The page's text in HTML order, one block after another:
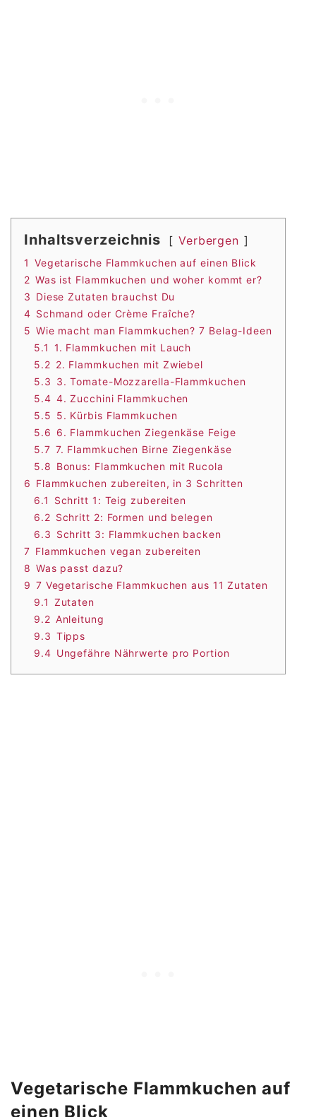
Inhaltsverzeichnis Verbergen
1 Vegetarische Flammkuchen auf einen Blick
2 Was ist Flammkuchen und woher kommt er?
3 Diese Zutaten brauchst Du
4 Schmand oder Crème Fraîche?
5 Wie macht man Flammkuchen? 7 Belag-Ideen
5.1 1. Flammkuchen mit Lauch
5.2 2. Flammkuchen mit Zwiebel
5.3 3. Tomate-Mozzarella-Flammkuchen
5.4 4. Zucchini Flammkuchen
5.5 5. Kürbis Flammkuchen
5.6 6. Flammkuchen Ziegenkäse Feige
5.7 7. Flammkuchen Birne Ziegenkäse
5.8 Bonus: Flammkuchen mit Rucola
6 Flammkuchen zubereiten, in 3 Schritten
6.1
Schritt 1: Teig zubereiten
6.2 Schritt 2: Formen und belegen
6.3 Schritt 3: Flammkuchen backen
7 Flammkuchen vegan zubereiten
8 Was passt dazu?
9 7 Vegetarische Flammkuchen aus 11 Zutaten
9.1 Zutaten
9.2 Anleitung
9.3 Tipps
9.4 Ungefähre Nährwerte pro Portion
Vegetarische Flammkuchen auf
einen Blick